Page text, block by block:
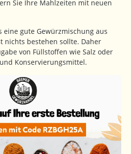
Sie Ihre Mahlzeiten mit neuen
eine gute Gewürzmischung aus
nichts bestehen sollte. Daher
von Füllstoffen wie Salz oder
Konservierungsmittel.